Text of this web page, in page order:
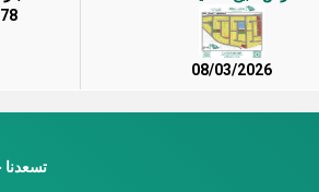
08/03/2026